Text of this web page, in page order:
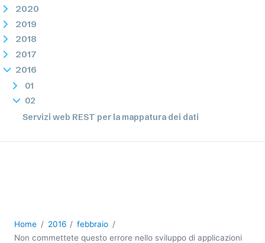
2020
2019
2018
2017
2016
01
02
Servizi web REST per la mappatura dei dati
03
04
Home 2016
febbraio
Non commettete questo errore nello sviluppo di applicazioni